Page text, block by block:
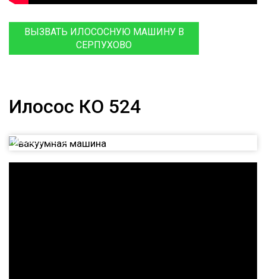
ВЫЗВАТЬ ИЛОСОСНУЮ МАШИНУ В
СЕРПУХОВО
Илосос КО 524
Илосос КО 524